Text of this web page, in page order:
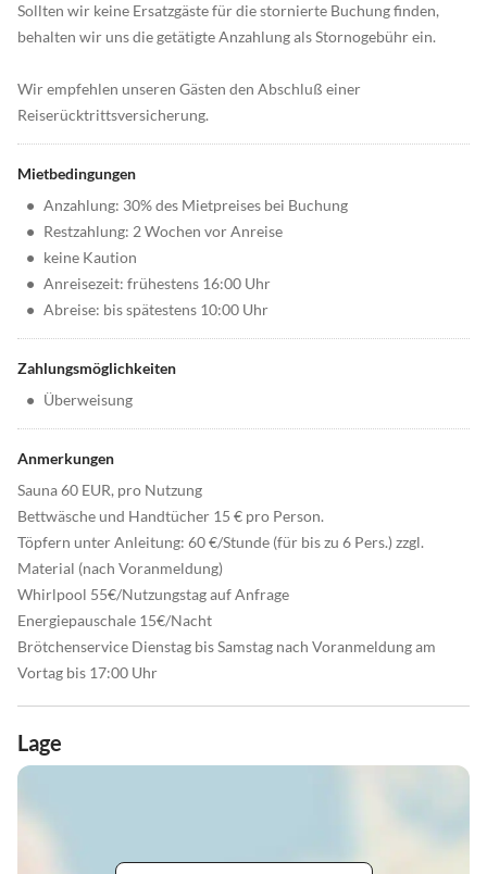
Sollten wir keine Ersatzgäste für die stornierte Buchung finden,
behalten wir uns die getätigte Anzahlung als Stornogebühr ein.
Wir empfehlen unseren Gästen den Abschluß einer
Reiserücktrittsversicherung.
Mietbedingungen
• Anzahlung: 30% des Mietpreises bei Buchung
• Restzahlung: 2 Wochen vor Anreise
• keine Kaution
• Anreisezeit: frühestens 16:00 Uhr
• Abreise: bis spätestens 10:00 Uhr
Zahlungsmöglichkeiten
• Überweisung
Anmerkungen
Sauna 60 EUR, pro Nutzung
Bettwäsche und Handtücher 15 € pro Person.
Töpfern unter Anleitung: 60 €/Stunde (für bis zu 6 Pers.) zzgl.
Material (nach Voranmeldung)
Whirlpool 55€/Nutzungstag auf Anfrage
Energiepauschale 15€/Nacht
Brötchenservice Dienstag bis Samstag nach Voranmeldung am
Vortag bis 17:00 Uhr
Lage